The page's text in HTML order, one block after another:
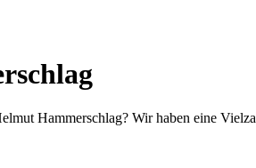
Hammerschlag? Wir haben eine